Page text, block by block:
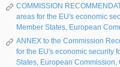
COMMISSION
areas for the EU's economic
Member States, European
ANNEX to the Commission
for the EU's economic security
States, European Commission,